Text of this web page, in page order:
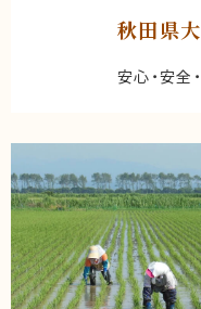
秋田県
安心・安全